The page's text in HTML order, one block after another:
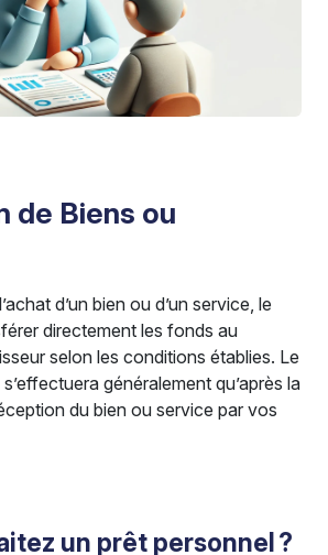
de Biens ou
d’un bien ou d’un service, le
directement les fonds au
selon les conditions établies. Le
généralement qu’après la
du bien ou service par vos
un prêt personnel ?